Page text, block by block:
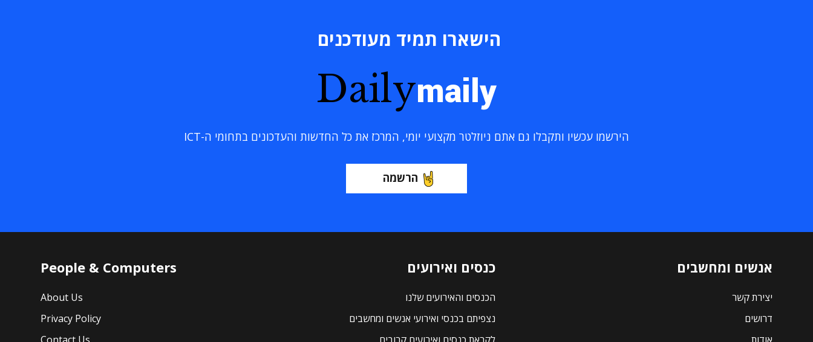
הישארו תמיד מעודכנים
Dailymaily
הירשמו עכשיו ותקבלו גם אתם ניוזלטר מקצועי יומי, המרכז את כל החדשות והעדכונים בתחומי ה-ICT
הרשמה
אנשים ומחשבים
יצירת קשר
דרושים
כנסים ואירועים
הכנסים והאירועים שלנו
נצפיתם בכנסי ואירועי אנשים ומחשבים
People & Computers
About Us
Privacy Policy